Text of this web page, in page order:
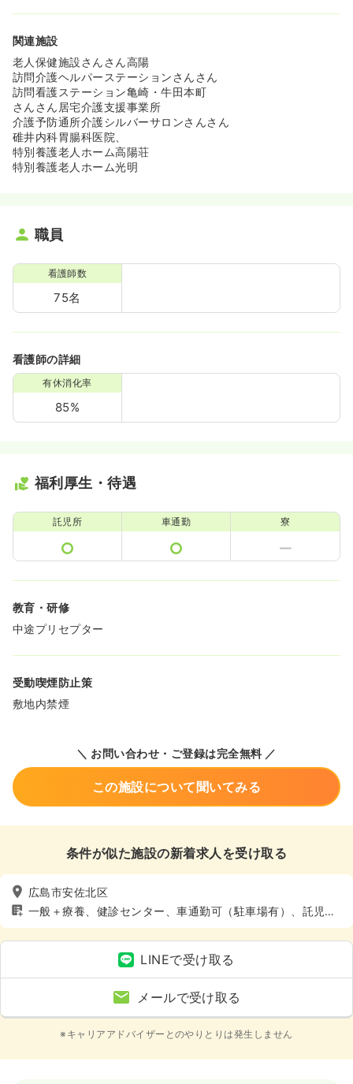
関連施設
老人保健施設さんさん高陽
訪問介護ヘルパーステーションさんさん
訪問看護ステーション亀崎・牛田本町
さんさん居宅介護支援事業所
介護予防通所介護シルバーサロンさんさん
碓井内科胃腸科医院、
特別養護老人ホーム高陽荘
特別養護老人ホーム光明
職員
看護師数
75名
看護師の詳細
有休消化率
85%
福利厚生・待遇
託児所 車通勤 寮
教育・研修
中途プリセプター
受動喫煙防止策
敷地内禁煙
＼ お問い合わせ・ご登録は完全無料 ／
この施設について聞いてみる
条件が似た施設の新着求人を受け取る
広島市安佐北区
一般＋療養、健診センター、車通勤可（駐車場有）、託児所
あり
LINEで受け取る
メールで受け取る
※キャリアアドバイザーとのやりとりは発生しません